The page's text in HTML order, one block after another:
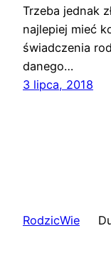
Trzeba jednak
najlepiej mieć
świadczenia
danego…
3 lipca, 2018
RodzicWie